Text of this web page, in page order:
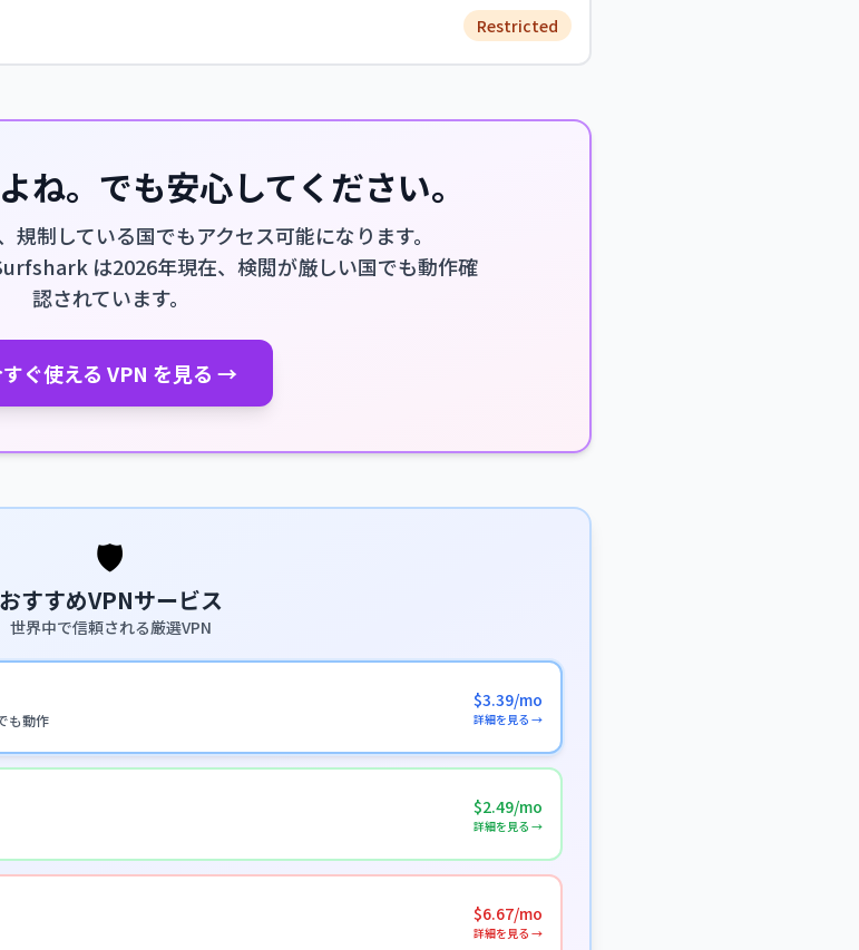
Restricted
ね。でも安心してください。
規制している国でもアクセス可能になります。
は2026年現在、検閲が厳しい国でも動作確
認されています。
ぐ使える VPN を見る →
🛡️
おすすめVPNサービス
世界中で信頼される厳選VPN
も動作
$3.39/mo
詳細を見る →
$2.49/mo
詳細を見る →
$6.67/mo
詳細を見る →